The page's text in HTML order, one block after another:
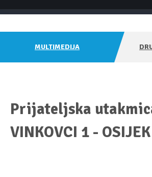
MULTIMEDIJA
Prijateljska
VINKOVCI 1 -